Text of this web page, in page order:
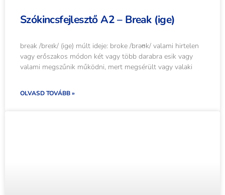
Szókincsfejlesztő A2 – Break (ige)
break /breɪk/ (ige) múlt ideje: broke /brəʊk/ valami hirtelen
vagy erőszakos módon két vagy több darabra esik vagy
valami megszűnik működni, mert megsérült vagy valaki
OLVASD TOVÁBB »